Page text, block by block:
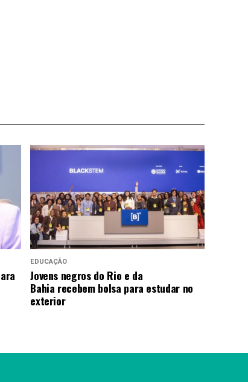
EDUCAÇÃO
Jovens negros do Rio e da
Bahia recebem bolsa para estudar no
exterior